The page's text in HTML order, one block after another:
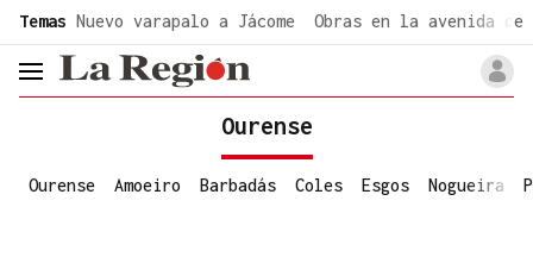
Temas Nuevo varapalo a Jácome Obras en la avenida de
header.menu.open
Ourense
Ourense Amoeiro Barbadás Coles Esgos Nogueira